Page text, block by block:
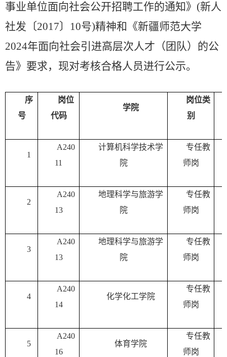
事业单位面向社会公开招聘工作的通知》(新人
社发〔2017〕10号)精神和 《新疆师范大学
2024年面向社会引进高层次人才（团队）的公
告》 要求，现对考核合格人员进行公示。
序
号
岗位
代码
学院
岗位类
别
1
A240
11
计算机科学技术学
院
专任教
师岗
2
A240
13
地理科学与旅游学
院
专任教
师岗
3
A240
13
地理科学与旅游学
院
专任教
师岗
4
A240
14
化学化工学院
专任教
师岗
5
A240
16
体育学院
专任教
师岗